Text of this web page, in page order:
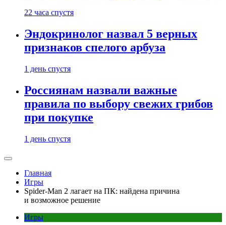
22 часа спустя
Эндокринолог назвал 5 верных
признаков спелого арбуза
1 день спустя
Россиянам назвали важные
правила по выбору свежих грибов
при покупке
1 день спустя
Главная
Игры
Spider-Man 2 лагает на ПК: найдена причина
и возможное решение
Игры